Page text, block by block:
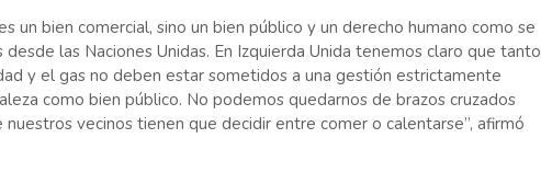
un bien comercial, sino un bien público y un derecho humano como se
las Naciones Unidas. En Izquierda Unida tenemos claro que tanto
y el gas no deben estar sometidos a una gestión estrictamente
como bien público. No podemos quedarnos de brazos cruzados
vecinos tienen que decidir entre comer o calentarse”, afirmó